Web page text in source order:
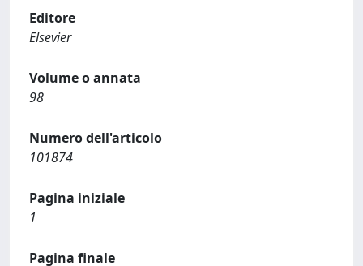
Editore
Elsevier
Volume o annata
98
Numero dell'articolo
101874
Pagina iniziale
1
Pagina finale